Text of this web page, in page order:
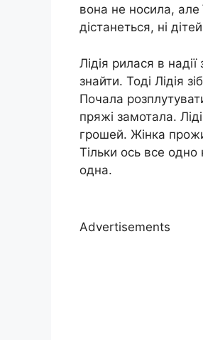
вона не носила, але
дістанеться, ні
Лідія рилася в
знайти. Тоді Лідія
Почала
пряжі замотала.
грошей. Жінка
Тільки ось все одно
одна.
Advertisements